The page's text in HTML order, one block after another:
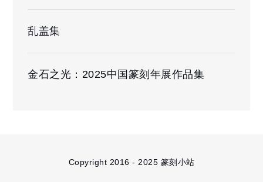
乱盖集
金石之光：2025中国篆刻年展作品集
Copyright 2016 - 2025 篆刻小站